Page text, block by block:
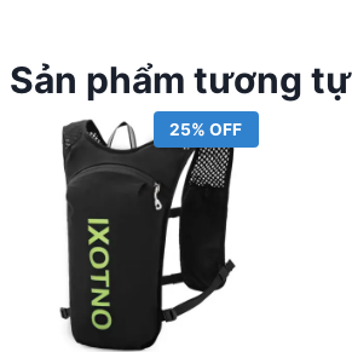
Sản phẩm tương tự
25% OFF